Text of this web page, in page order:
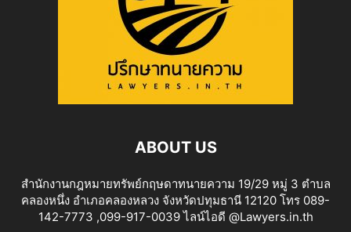
ABOUT US
สำนักงานกฎหมายทรัพย์กฤษดาทนายความ 19/29 หมู่ 3 ตำบล
คลองหนึ่ง อำเภอคลองหลวง จังหวัดปทุมธานี 12120 โทร 089-
142-7773 ,099-917-0039 ไลน์ไอดี @Lawyers.in.th